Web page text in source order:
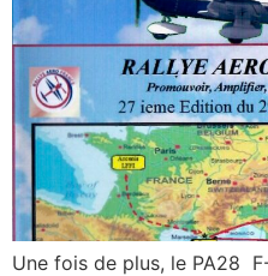
Une fois de plus, le PA28